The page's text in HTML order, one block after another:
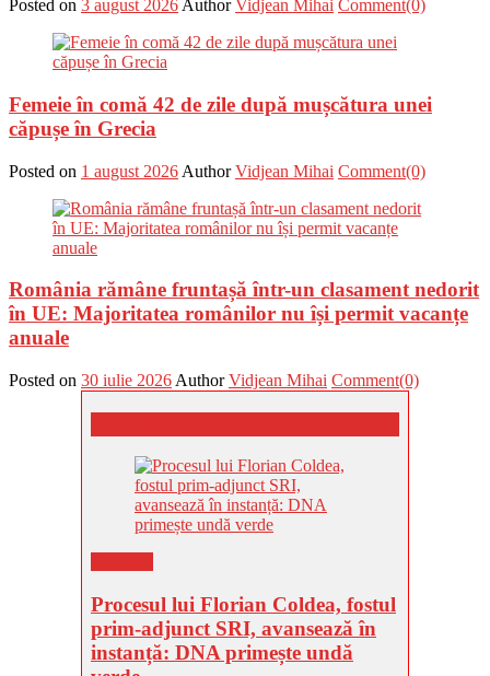
Posted on 3 august 2026 Author Vidjean Mihai Comment(0)
Femeie în comă 42 de zile după mușcătura unei
căpușe în Grecia
Posted on 1 august 2026 Author Vidjean Mihai Comment(0)
România rămâne fruntașă într-un clasament nedorit
în UE: Majoritatea românilor nu își permit vacanțe
anuale
Posted on 30 iulie 2026 Author Vidjean Mihai Comment(0)